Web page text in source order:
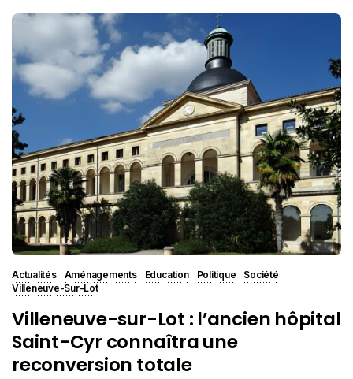
Actualités Aménagements Education Politique
Société
Villeneuve-Sur-Lot
Villeneuve-sur-Lot : l’ancien hôpital
Saint-Cyr connaîtra une
reconversion totale